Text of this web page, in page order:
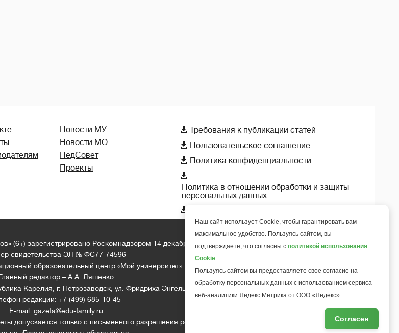
Новости МУ
Новости МО
ПедСовет
Проекты
 Требования к публикации статей
 Пользовательское соглашение
 Политика конфиденциальности

Политика в отношении обработки и защиты
персональных данных

(6+) зарегистрировано Роскомнадзором 14 декабря 2018 года
свидетельства ЭЛ № ФС77-74596
образовательный центр «Мой университет»
редактор – А.А. Ляшенко
Карелия, г. Петрозаводск, ул. Фридриха Энгельса д.10, офис 211
редакции: +7 (499) 685-10-45
E-mail: gazeta@edu-family.ru
допускается только c письменного разрешения редакции
6+
Наш сайт использует Cookie, чтобы гарантировать вам
максимальное удобство. Пользуясь сайтом, вы
подтверждаете, что согласны с политикой использования
Cookie .
Пользуясь сайтом вы предоставляете свое согласие на
обработку персональных данных с использованием сервиса
веб-аналитики Яндекс Метрика от ООО «Яндекс».
Согласен